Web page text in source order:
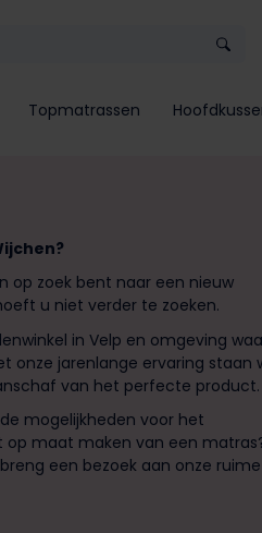
Topmatrassen
op zoek bent naar een nieuw
u niet verder te zoeken.
in Velp en omgeving
onze jarenlange ervaring staan
van het perfecte product.
mogelijkheden voor het
op maat maken van een
een bezoek aan onze ruime